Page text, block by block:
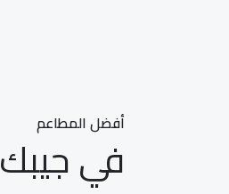
أفضل المطاعم
في جيبك